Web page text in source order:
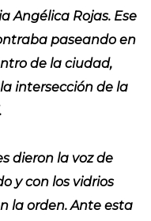
Angélica Rojas. Ese
paseando en
de la ciudad,
intersección de la
dieron la voz de
y con los vidrios
la orden. Ante esta